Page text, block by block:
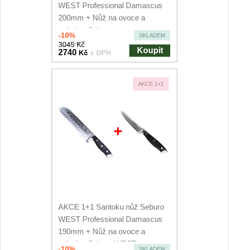
WEST Professional Damascus
200mm + Nůž na ovoce a
zeleninu Seburo...
-10% SKLADEM
3045 Kč
2740 Kč s DPH Koupit
AKCE 1+1
+
AKCE 1+1 Santoku nůž Seburo
WEST Professional Damascus
190mm + Nůž na ovoce a
zeleninu Seburo WEST...